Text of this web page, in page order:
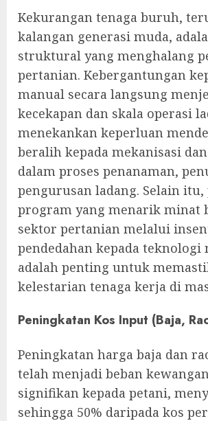
Kekurangan tenaga buruh,
kalangan generasi muda,
struktural yang menghalang
pertanian. Kebergantungan
manual secara langsung
kecekapan dan skala operasi
menekankan keperluan
beralih kepada mekanisasi
dalam proses penanaman,
pengurusan ladang. Selain
program yang menarik minat
sektor pertanian melalui
pendedahan kepada teknologi
adalah penting untuk
kelestarian tenaga kerja di
Peningkatan Kos Input (Baja,
Peningkatan harga baja dan
telah menjadi beban
signifikan kepada petani,
sehingga 50% daripada kos